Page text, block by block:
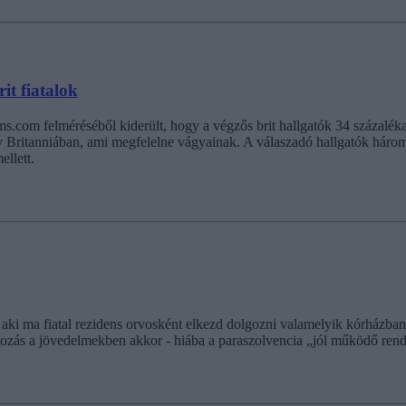
fiatalok
felméréséből kiderült, hogy a végzős brit hallgatók 34
ami megfelelne vágyainak. A válaszadó hallgatók
ma fiatal rezidens orvosként elkezd dolgozni valamelyik
a jövedelmekben akkor - hiába a paraszolvencia „jól működő